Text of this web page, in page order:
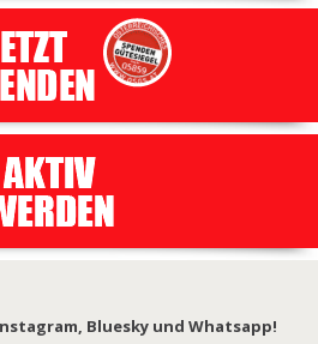
Bluesky und Whatsapp!